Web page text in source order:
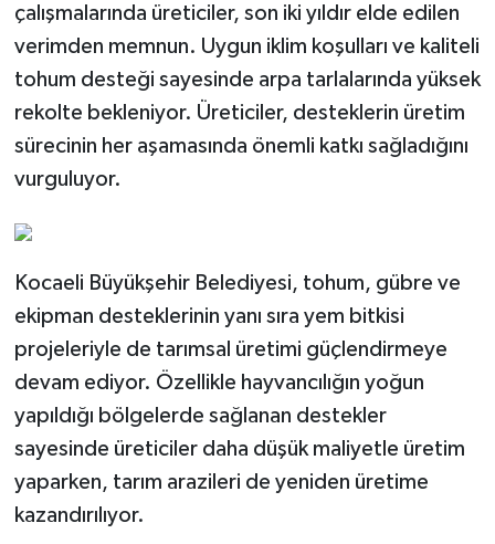
çalışmalarında üreticiler, son iki yıldır elde edilen
verimden memnun. Uygun iklim koşulları ve kaliteli
tohum desteği sayesinde arpa tarlalarında yüksek
rekolte bekleniyor. Üreticiler, desteklerin üretim
sürecinin her aşamasında önemli katkı sağladığını
vurguluyor.
Kocaeli Büyükşehir Belediyesi, tohum, gübre ve
ekipman desteklerinin yanı sıra yem bitkisi
projeleriyle de tarımsal üretimi güçlendirmeye
devam ediyor. Özellikle hayvancılığın yoğun
yapıldığı bölgelerde sağlanan destekler
sayesinde üreticiler daha düşük maliyetle üretim
yaparken, tarım arazileri de yeniden üretime
kazandırılıyor.